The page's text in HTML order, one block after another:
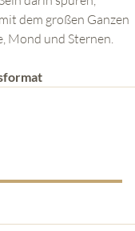
dem großen Ganzen
Mond und Sternen.